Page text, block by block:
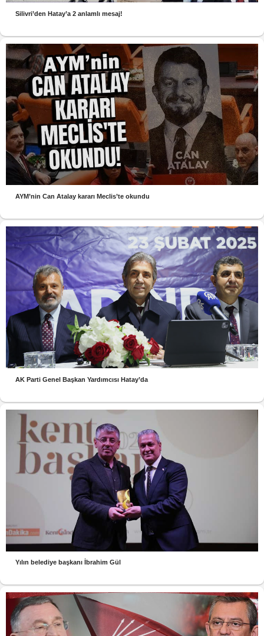
Silivri’den Hatay’a 2 anlamlı mesaj!
AYM’nin Can Atalay kararı Meclis’te okundu
AK Parti Genel Başkan Yardımcısı Hatay’da
Yılın belediye başkanı İbrahim Gül